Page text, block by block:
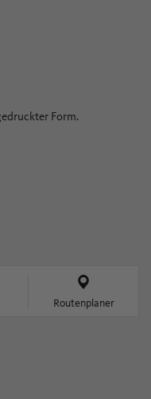
Form.
Routenplaner